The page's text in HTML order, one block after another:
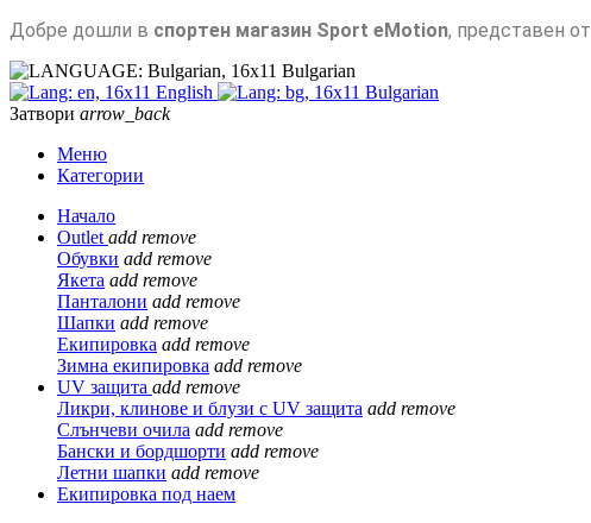
Добре дошли в спортен магазин Sport eMotion, представен от
Bulgarian
English
Bulgarian
Затвори arrow_back
Меню
Категории
Начало
Outlet add remove
Обувки add remove
Якета add remove
Панталони add remove
Шапки add remove
Екипировка add remove
Зимна екипировка add remove
UV защита add remove
Ликри, клинове и блузи с UV защита add remove
Слънчеви очила add remove
Бански и бордшорти add remove
Летни шапки add remove
Екипировка под наем